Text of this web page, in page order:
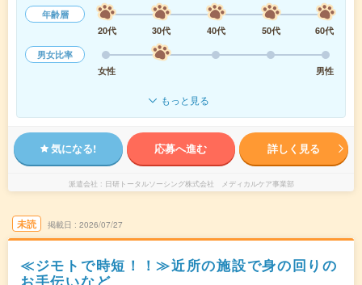
年齢層
20代
30代 40代 50代
60代
男女比率
女性
男性
もっと見る
気になる! 応募へ進む 詳しく見る
派遣会社 日研トータルソーシング株式会社 メディカルケア事業部
未読 掲載日 2026/07/27
≪ジモトで時短！！≫近所の施設で身の回りの
お手伝いなど